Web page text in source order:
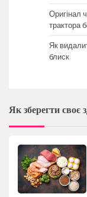
Оригінал
трактора
Як
блиск
Як зберегти своє